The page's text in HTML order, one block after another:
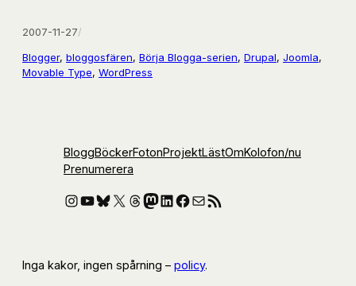
2007-11-27/
Blogger, bloggosfären, Börja Blogga-serien, Drupal, Joomla
Movable Type, WordPress
BloggBöckerFotonProjektLästOmKolofon/nu
Prenumerera
Instagram
YouTube
Bluesky
X Threads
Mastodon
LinkedIn
Facebook
E-postRSS-flöde
Inga kakor, ingen spårning – policy.